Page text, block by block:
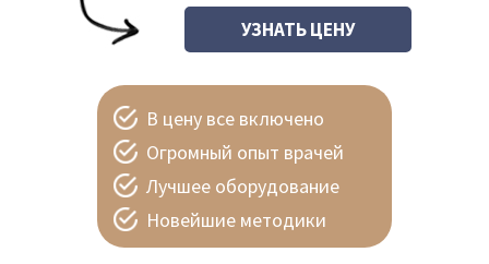
В цену все включено
Огромный опыт врачей
Лучшее оборудование
Новейшие методики